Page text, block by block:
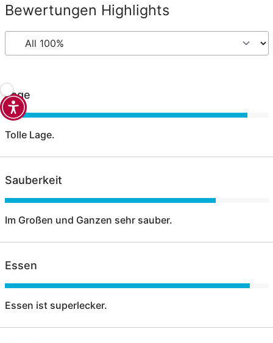
Bewertungen Highlights
Lage
Tolle Lage.
Sauberkeit
Im Großen und Ganzen sehr sauber.
Essen
Essen ist superlecker.